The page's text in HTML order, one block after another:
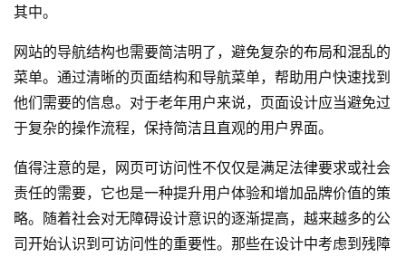
其中。
网站的导航结构也需要简洁明了，避免复杂的布局和混乱的
菜单。通过清晰的页面结构和导航菜单，帮助用户快速找到
他们需要的信息。对于老年用户来说，页面设计应当避免过
于复杂的操作流程，保持简洁且直观的用户界面。
值得注意的是，网页可访问性不仅仅是满足法律要求或社会
责任的需要，它也是一种提升用户体验和增加品牌价值的策
略。随着社会对无障碍设计意识的逐渐提高，越来越多的公
司开始认识到可访问性的重要性。那些在设计中考虑到残障